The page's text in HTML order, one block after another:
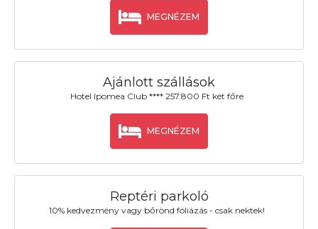
MEGNÉZEM
Ajánlott szállások
Hotel Ipomea Club **** 257.800 Ft két főre
MEGNÉZEM
Reptéri parkoló
10% kedvezmény vagy bőrönd fóliázás - csak nektek!